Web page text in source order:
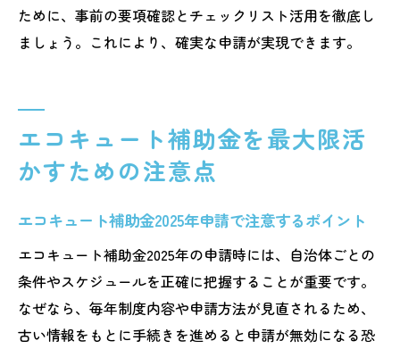
ために、事前の要項確認とチェックリスト活用を徹底し
ましょう。これにより、確実な申請が実現できます。
エコキュート補助金を最大限活
かすための注意点
エコキュート補助金2025年申請で注意するポイント
エコキュート補助金2025年の申請時には、自治体ごとの
条件やスケジュールを正確に把握することが重要です。
なぜなら、毎年制度内容や申請方法が見直されるため、
古い情報をもとに手続きを進めると申請が無効になる恐